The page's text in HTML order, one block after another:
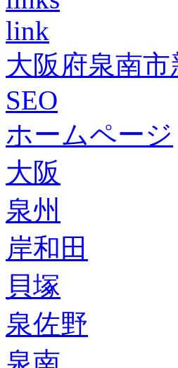
link
大阪府泉南
SEO
ホームページ
大阪
泉州
岸和田
貝塚
泉佐野